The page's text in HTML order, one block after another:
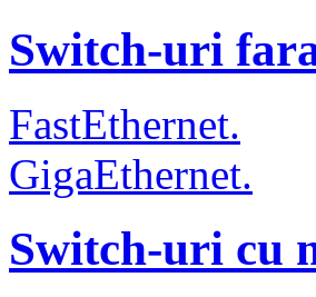
Switch-uri
FastEthernet.
GigaEthernet.
Switch-uri cu